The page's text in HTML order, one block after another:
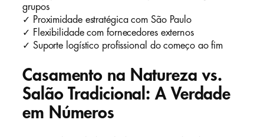
grupos
✓ Proximidade estratégica com São Paulo
✓ Flexibilidade com fornecedores externos
✓ Suporte logístico profissional do começo ao fim
Casamento na Natureza vs.
Salão Tradicional: A Verdade
em Números